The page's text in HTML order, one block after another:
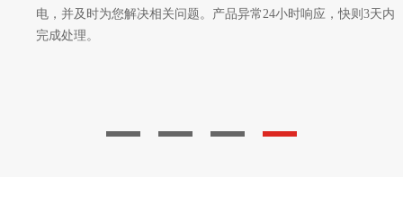
电，并及时为您解决相关问题。产品异常24小时响应，快则3天内
完成处理。